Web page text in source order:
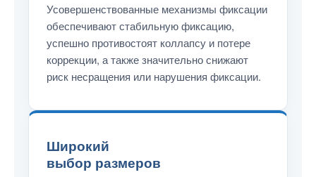
Усовершенствованные механизмы фиксации
обеспечивают стабильную фиксацию,
успешно противостоят коллапсу и потере
коррекции, а также значительно снижают
риск несращения или нарушения фиксации.
Широкий
выбор размеров